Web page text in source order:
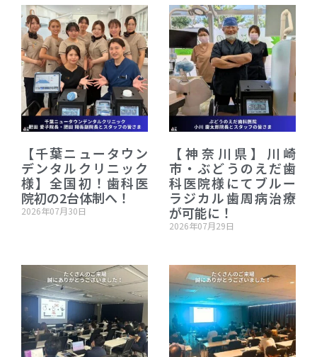
【千葉ニュータウン
デンタルクリニック
様】全国初！歯科医
院初の2台体制へ！
2026年07月30日
【神奈川県】川崎
市・ぶどうのえだ歯
科医院様にてブルー
ラジカル歯周病治療
が可能に！
2026年07月29日